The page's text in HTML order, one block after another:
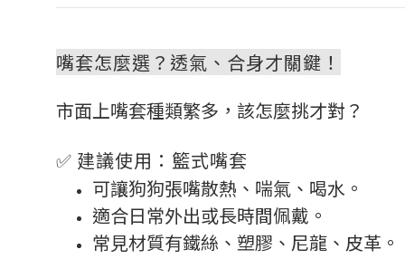
嘴套怎麼選？透氣、合身才關鍵！
市面上嘴套種類繁多，該怎麼挑才對？
✅ 建議使用：籃式嘴套
可讓狗狗張嘴散熱、喘氣、喝水。
適合日常外出或長時間佩戴。
常見材質有鐵絲、塑膠、尼龍、皮革。